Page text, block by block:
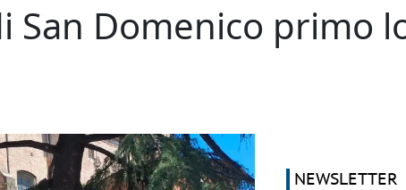
Domenico primo
NEWSLETTER